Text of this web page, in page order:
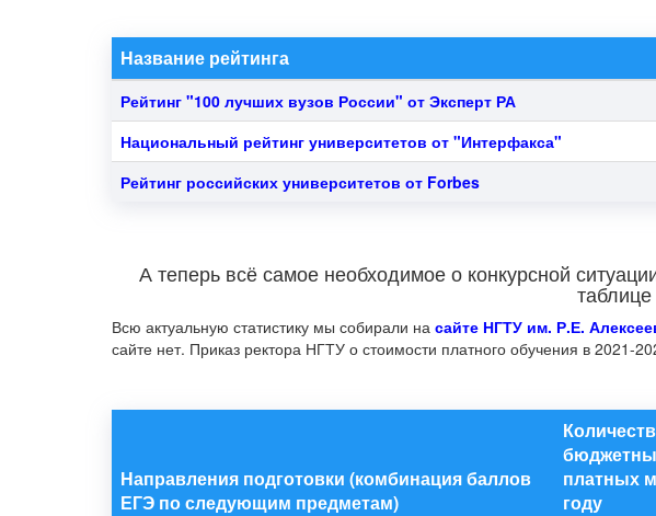
Название рейтинга
Рейтинг "100 лучших вузов России" от Эксперт РА
Национальный рейтинг университетов от "Интерфакса"
Рейтинг российских университетов от Forbes
А теперь всё самое необходимое о конкурсной
таблице
Всю актуальную статистику мы собирали на сайте НГТУ им. Р.Е.
сайте нет. Приказ ректора НГТУ о стоимости платного обучения в 2021-
Направления подготовки (комбинация баллов
ЕГЭ по следующим предметам)
платных
году